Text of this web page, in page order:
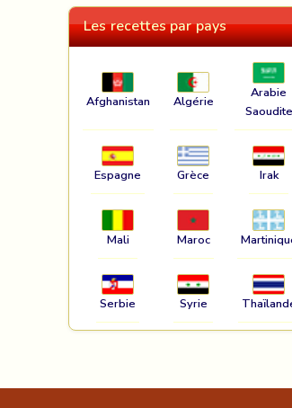
Les recettes par pays
Afghanistan Algérie
Arabie
Saoudite
Espagne Grèce Irak
Mali Maroc
Serbie Syrie